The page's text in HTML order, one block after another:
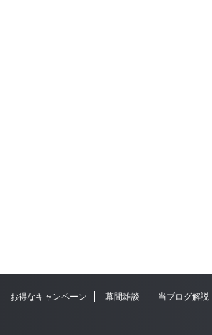
お得なキャンペーン 幕間雑談 当ブログ解説